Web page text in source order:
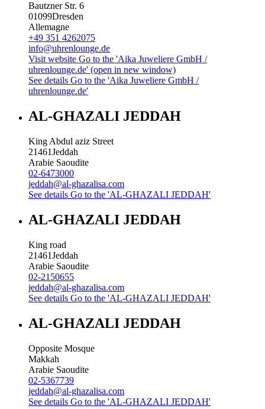
Bautzner Str. 6
01099Dresden
Allemagne
+49 351 4262075
info@uhrenlounge.de
Visit website Go to the 'Aika Juweliere GmbH /
uhrenlounge.de' (open in new window)
See details Go to the 'Aika Juweliere GmbH /
uhrenlounge.de'
AL-GHAZALI JEDDAH
King Abdul aziz Street
21461Jeddah
Arabie Saoudite
02-6473000
jeddah@al-ghazalisa.com
See details Go to the 'AL-GHAZALI JEDDAH'
AL-GHAZALI JEDDAH
King road
21461Jeddah
Arabie Saoudite
02-2150655
jeddah@al-ghazalisa.com
See details Go to the 'AL-GHAZALI JEDDAH'
AL-GHAZALI JEDDAH
Opposite Mosque
Makkah
Arabie Saoudite
02-5367739
jeddah@al-ghazalisa.com
See details Go to the 'AL-GHAZALI JEDDAH'